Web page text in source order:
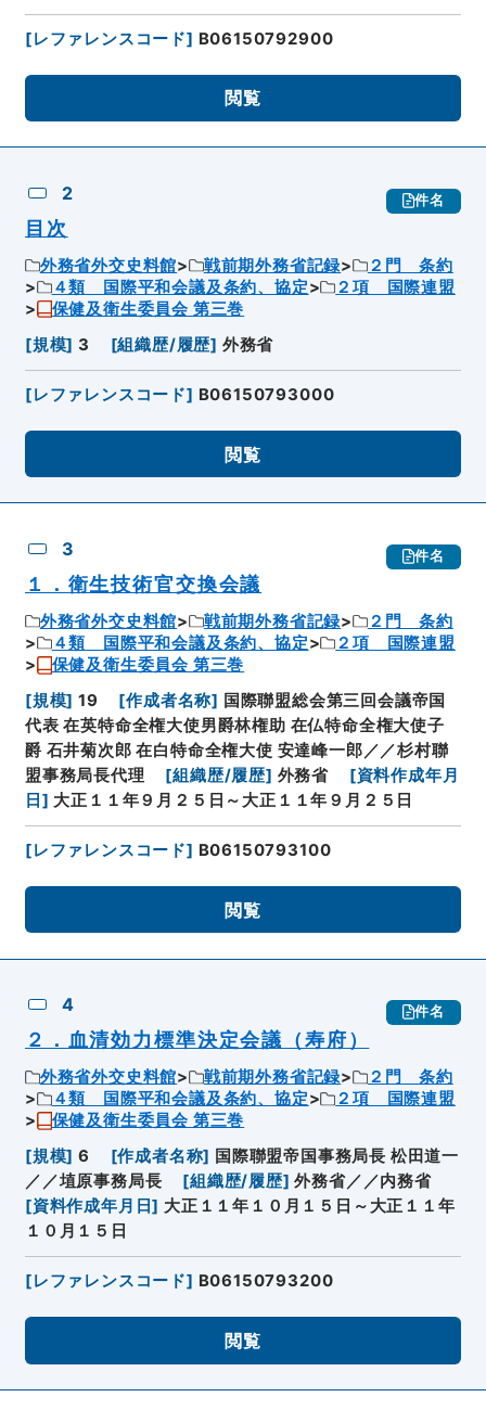
[レファレンスコード] B06150792900
閲覧
2 件名
目次
外務省外交史料館 戦前期外務省記録
２門 条約
４類 国際平和会議及条約、協定
２項 国際連盟
保健及衛生委員会 第三巻
[規模] 3 [組織歴/履歴] 外務省
[レファレンスコード] B06150793000
閲覧
3 件名
１．衛生技術官交換会議
外務省外交史料館 戦前期外務省記録
２門 条約
４類 国際平和会議及条約、協定
２項 国際連盟
保健及衛生委員会 第三巻
[規模] 19 [作成者名称] 国際聯盟総会第三回会議帝国
代表 在英特命全権大使男爵林権助 在仏特命全権大使子
爵 石井菊次郎 在白特命全権大使 安達峰一郎／／杉村聯
盟事務局長代理
[組織歴/履歴] 外務省 [資料作成年月
日 ] 大正１１年９月２５日～大正１１年９月２５日
[レファレンスコード] B06150793100
閲覧
4 件名
２．血清効力標準決定会議（寿府）
外務省外交史料館 戦前期外務省記録
２門 条約
４類 国際平和会議及条約、協定
２項 国際連盟
保健及衛生委員会 第三巻
[規模] 6 [作成者名称] 国際聯盟帝国事務局長 松田道一
／／埴原事務局長
[組織歴/履歴] 外務省／／内務省
[資料作成年月日] 大正１１年１０月１５日～大正１１年
１０月１５日
[レファレンスコード] B06150793200
閲覧